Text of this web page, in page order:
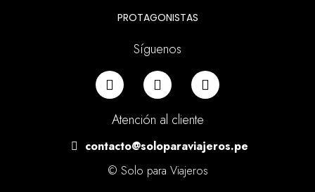
PROTAGONISTAS
Síguenos
Atención al cliente
contacto@soloparaviajeros.pe
© Solo para Viajeros